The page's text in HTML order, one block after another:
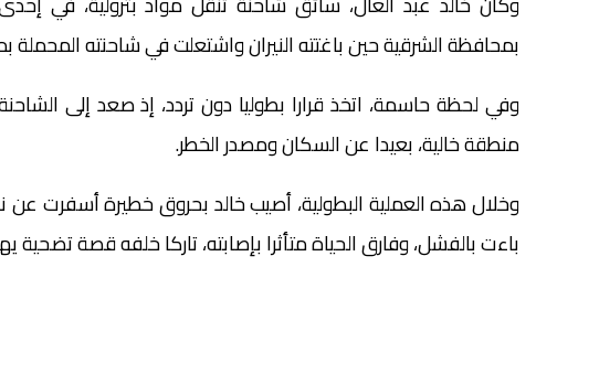
بمحافظة الشرقية حين باغتته النيران واشتعلت في شاحنته المحملة
وفي لحظة حاسمة، اتخذ قرارا بطوليا دون تردد، إذ صعد إلى
منطقة خالية، بعيدا عن السكان ومصدر الخطر.
وخلال هذه العملية البطولية، أصيب خالد بحروق خطيرة أسفرت
باءت بالفشل، وفارق الحياة متأثرا بإصابته، تاركا خلفه قصة تضحية